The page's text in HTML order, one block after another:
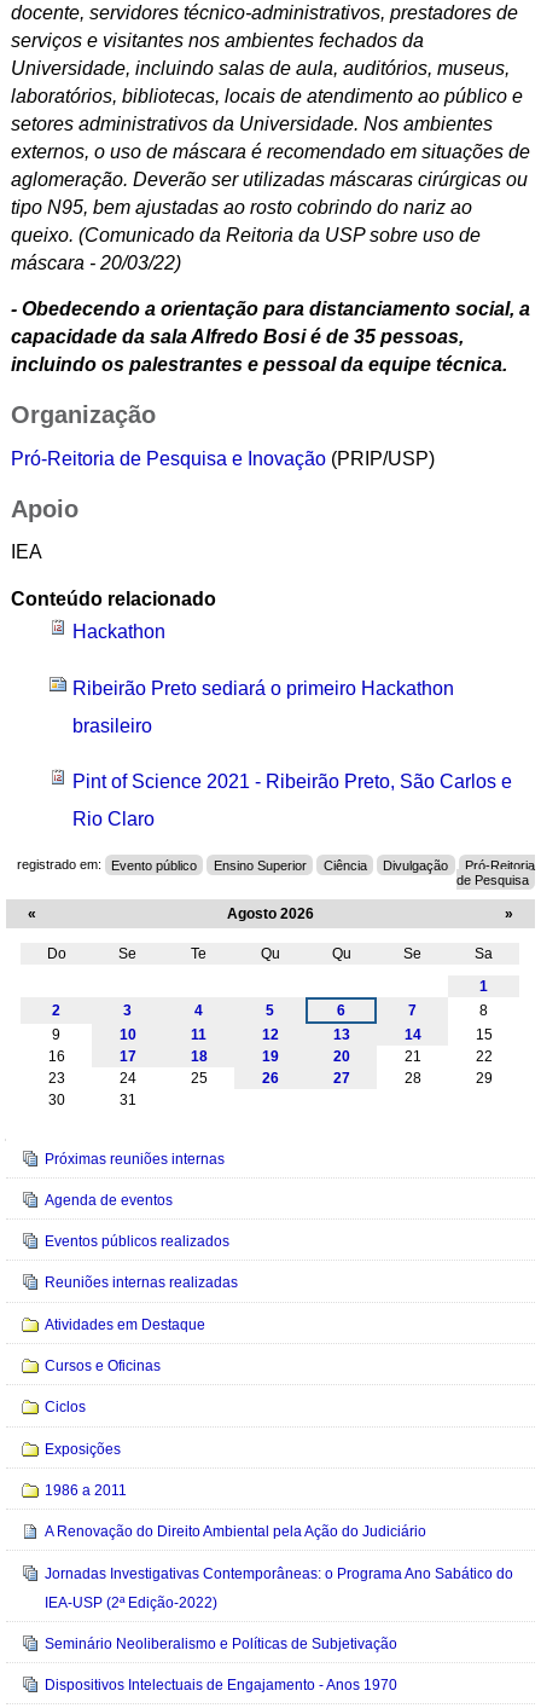
docente, servidores técnico-administrativos, prestadores de
serviços e visitantes nos ambientes fechados da
Universidade, incluindo salas de aula, auditórios, museus,
laboratórios, bibliotecas, locais de atendimento ao público e
setores administrativos da Universidade. Nos ambientes
externos, o uso de máscara é recomendado em situações de
aglomeração. Deverão ser utilizadas máscaras cirúrgicas ou
tipo N95, bem ajustadas ao rosto cobrindo do nariz ao
queixo. (Comunicado da Reitoria da USP sobre uso de
máscara - 20/03/22)
- Obedecendo a orientação para distanciamento social, a
capacidade da sala Alfredo Bosi é de 35 pessoas,
incluindo os palestrantes e pessoal da equipe técnica.
Organização
Pró-Reitoria de Pesquisa e Inovação(PRIP/USP)
Apoio
IEA
Conteúdo relacionado
Hackathon
Ribeirão Preto sediará o primeiro Hackathon
brasileiro
Pint of Science 2021 - Ribeirão Preto, São Carlos e
Rio Claro
registrado em: Evento público Ensino Superior Ciência Divulgação
Pró-Reitoria
de Pesquisa
« Agosto 2026 »
Do Se Te Qu Qu Se
Sa
1
2
3 4 5 6 7
8
9
10 11 12 13 14
15
16
17 18 19 20 21
22
23
24 25 26 27 28
29
30
31
Navegação
Próximas reuniões internas
Agenda de eventos
Eventos públicos realizados
Reuniões internas realizadas
Atividades em Destaque
Cursos e Oficinas
Ciclos
Exposições
1986 a 2011
A Renovação do Direito Ambiental pela Ação do Judiciário
Jornadas Investigativas Contemporâneas: o Programa Ano Sabático do
IEA-USP (2ª Edição-2022)
Seminário Neoliberalismo e Políticas de Subjetivação
Dispositivos Intelectuais de Engajamento - Anos 1970